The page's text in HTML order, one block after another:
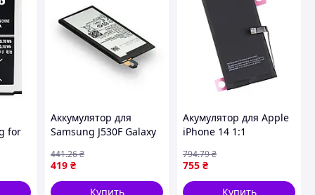
for
Аккумулятор для
Samsung J530F Galaxy
AAAA (17000948)
419 ₴
441.26₴
Купить
Акумулятор для Apple
iPhone 14 1:1
755 ₴
794.79₴
Купить